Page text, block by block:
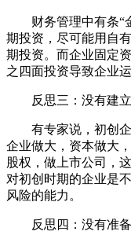
财务管理中有条“金
期投资，尽可能用自
期投资。而企业固定
之四面投资导致企业运
反思三：没有建立
有专家说，初创企
企业做大，资本做大
股权，做上市公司，
对初创时期的企业是
风险的能力。
反思四：没有准备